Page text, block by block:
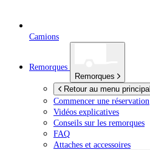
Camions
Remorques
Remorques
Retour au menu principal
Commencer une réservation
Vidéos explicatives
Conseils sur les remorques
FAQ
Attaches et accessoires